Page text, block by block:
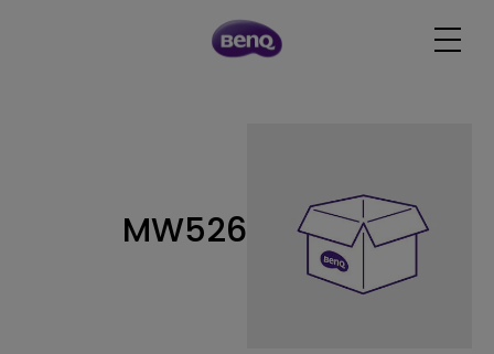
MW526